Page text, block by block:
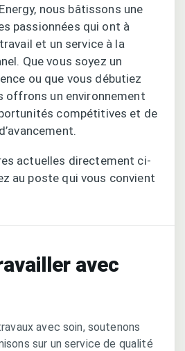
nous bâtissons une
passionnées qui ont à
et un service à la
Que vous soyez un
ou que vous débutiez
offrons un environnement
compétitives et de
actuelles directement ci-
au poste qui vous convient
avec
avec soin, soutenons
sur un service de qualité